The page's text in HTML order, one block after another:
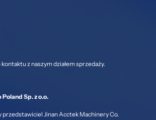
z naszym działem sprzedaży.
Sp. z o.o.
Jinan Acctek Machinery Co.